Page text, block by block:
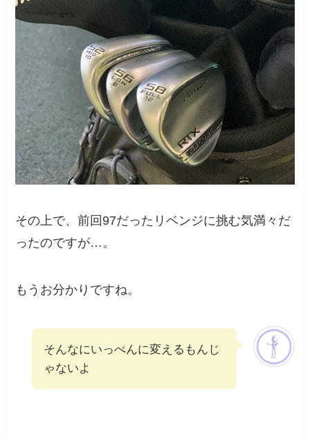
その上で、前回97だったリベンジに挑む気満々だ
ったのですが…。
もうお分かりですね。
そんなにいっぺんに変えるもんじ
ゃないよ